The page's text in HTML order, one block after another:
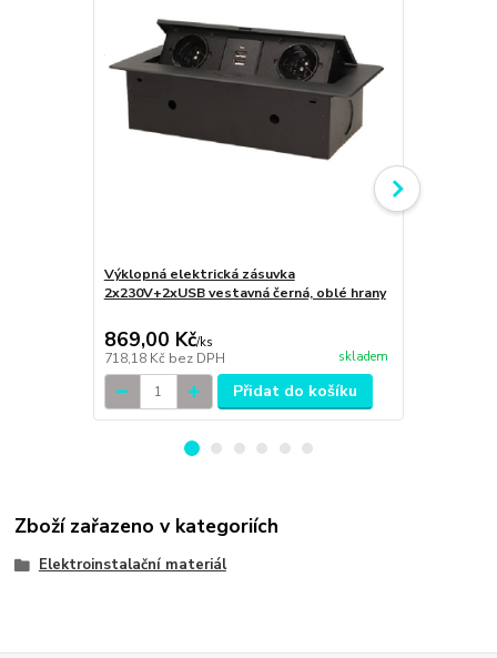
Výklopná elektrická zásuvka
2x230V+2xUSB vestavná černá, oblé hrany
869,00 Kč/ks
718,18 Kč bez DPH skladem
Přidat do košíku
Zboží zařazeno v kategoriích
Elektroinstalační materiál